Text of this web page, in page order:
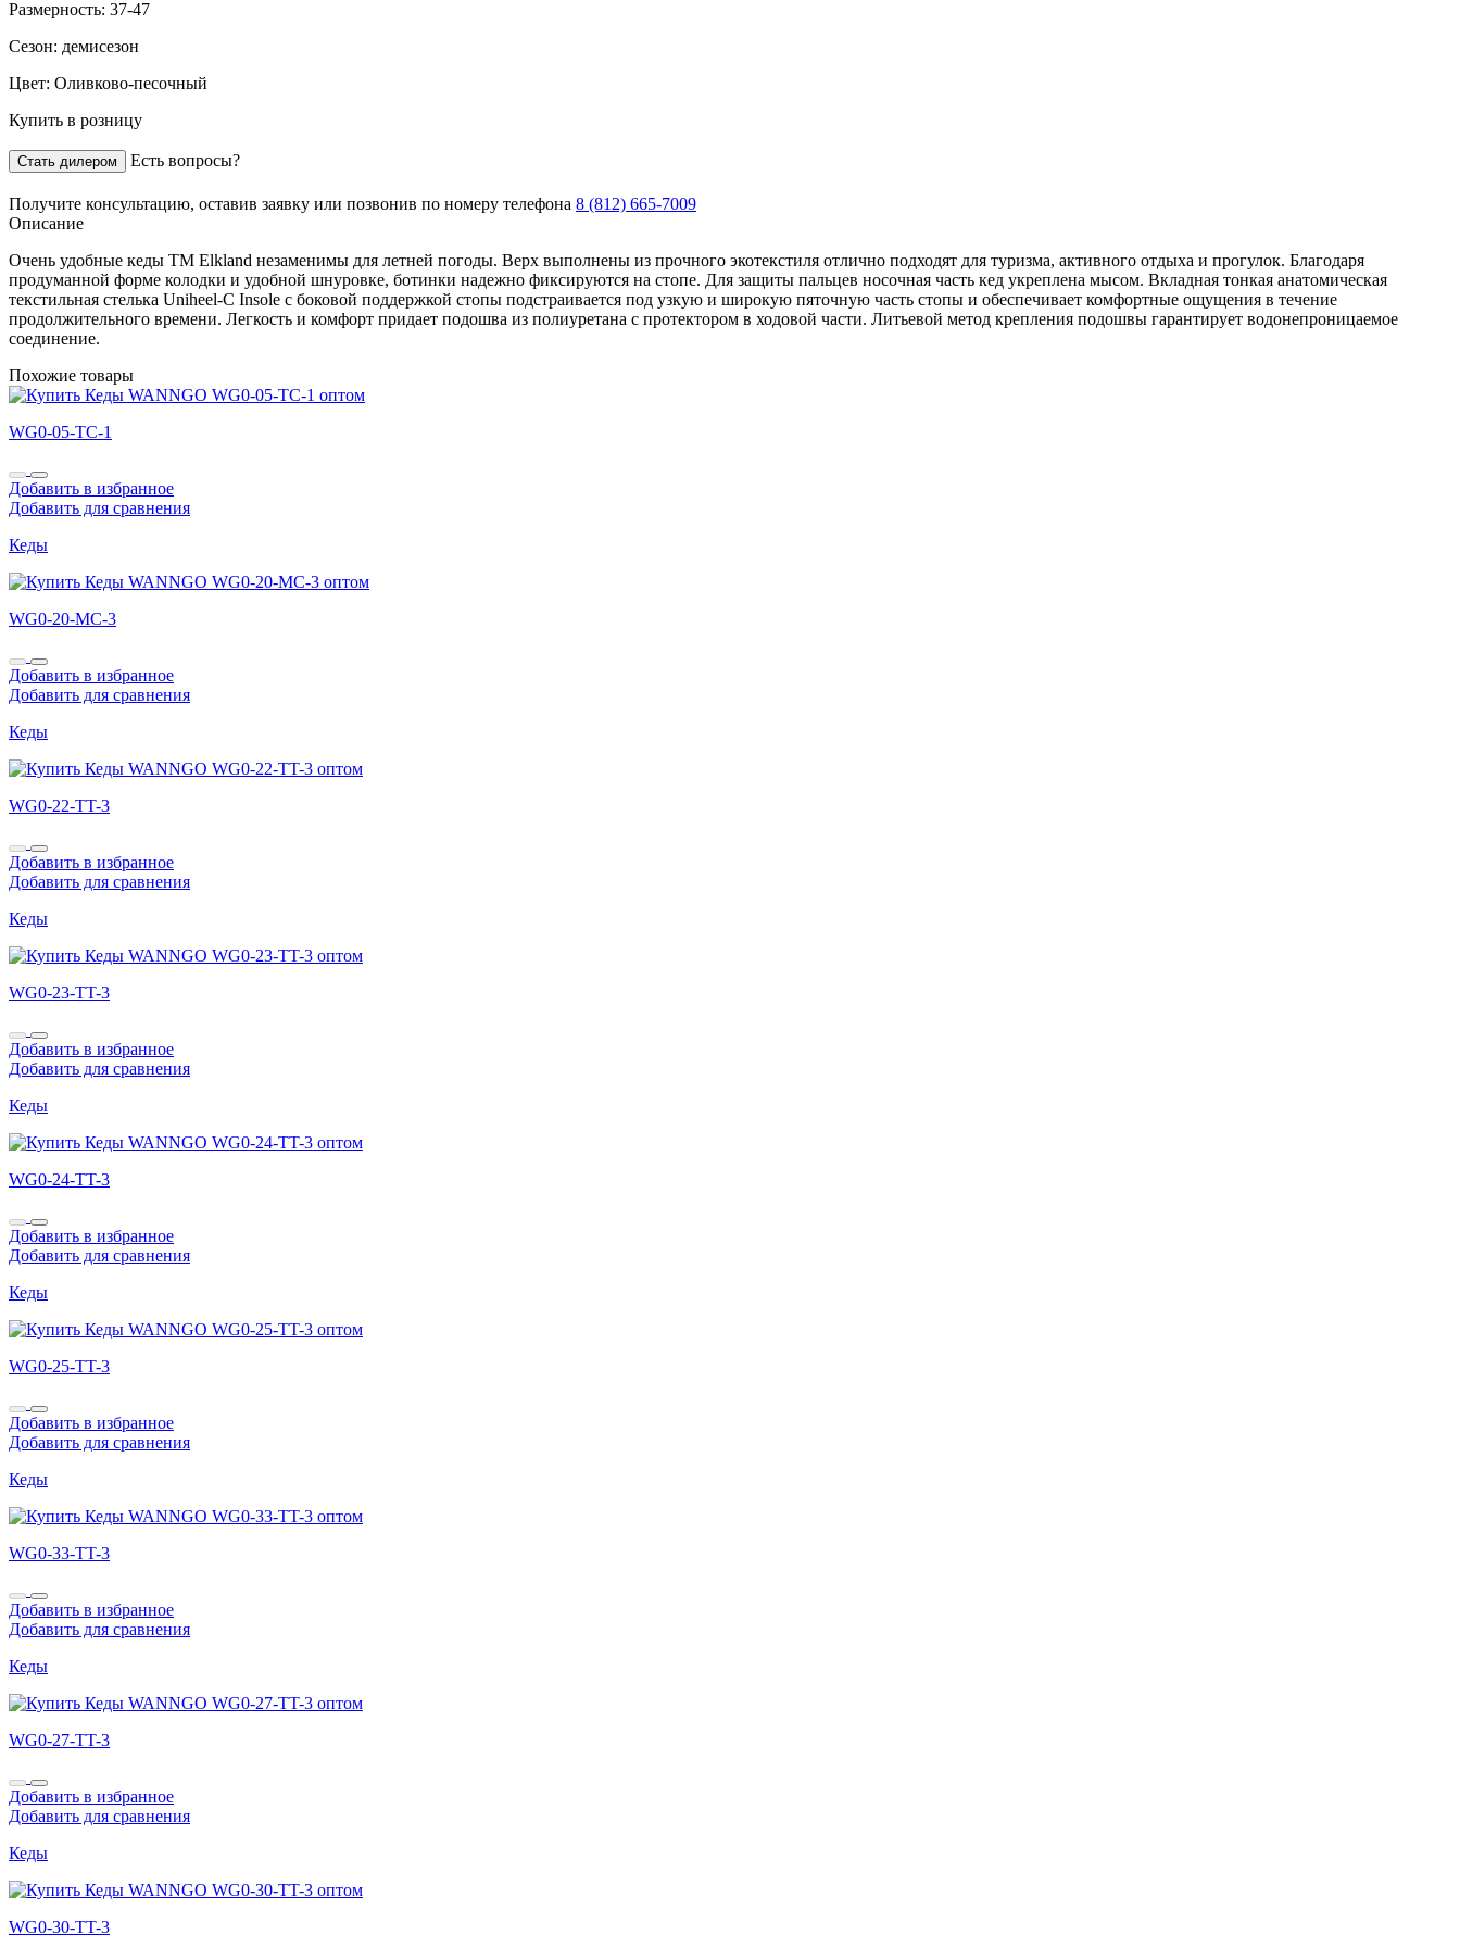
Размерность: 37-47
Сезон: демисезон
Цвет: Оливково-песочный
Купить в розницу
Стать дилером Есть вопросы?
Получите консультацию, оставив заявку или позвонив по номеру телефона 8 (812) 665-7009
Описание
Очень удобные кеды TM Elkland незаменимы для летней погоды. Верх выполнены из прочного экотекстиля отлично подходят для туризма, активного отдыха и прогулок. Благодаря
продуманной форме колодки и удобной шнуровке, ботинки надежно фиксируются на стопе. Для защиты пальцев носочная часть кед укреплена мысом. Вкладная тонкая анатомическая
текстильная стелька Uniheel-C Insole с боковой поддержкой стопы подстраивается под узкую и широкую пяточную часть стопы и обеспечивает комфортные ощущения в течение
продолжительного времени. Легкость и комфорт придает подошва из полиуретана с протектором в ходовой части. Литьевой метод крепления подошвы гарантирует водонепроницаемое
соединение.
Похожие товары
WG0-05-TC-1
Добавить в избранное
Добавить для сравнения
Кеды
WG0-20-MC-3
Добавить в избранное
Добавить для сравнения
Кеды
WG0-22-TT-3
Добавить в избранное
Добавить для сравнения
Кеды
WG0-23-TT-3
Добавить в избранное
Добавить для сравнения
Кеды
WG0-24-TT-3
Добавить в избранное
Добавить для сравнения
Кеды
WG0-25-TT-3
Добавить в избранное
Добавить для сравнения
Кеды
WG0-33-TT-3
Добавить в избранное
Добавить для сравнения
Кеды
WG0-27-TT-3
Добавить в избранное
Добавить для сравнения
Кеды
WG0-30-TT-3